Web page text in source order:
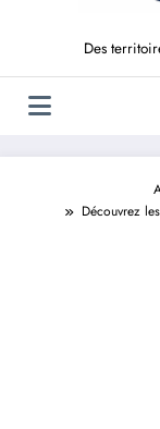
Des
Découvrez